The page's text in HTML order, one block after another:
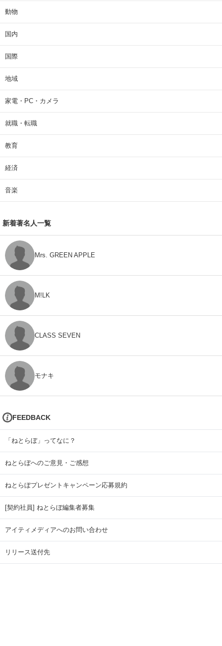
動物
国内
国際
地域
家電・PC・カメラ
就職・転職
教育
経済
音楽
新着著名人一覧
Mrs. GREEN APPLE
M!LK
CLASS SEVEN
モナキ
FEEDBACK
「ねとらぼ」ってなに？
ねとらぼへのご意見・ご感想
ねとらぼプレゼントキャンペーン応募規約
[契約社員] ねとらぼ編集者募集
アイティメディアへのお問い合わせ
リリース送付先